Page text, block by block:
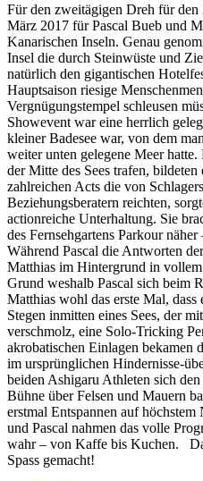
Für den zweitägigen Dreh für
März 2017 für Pascal Bueb und
Kanarischen Inseln. Genau
Insel die durch Steinwüste und
natürlich den gigantischen
Hauptsaison riesige
Vergnügungstempel schleusen
Showevent war eine herrlich
kleiner Badesee war, von dem
weiter unten gelegene Meer
der Mitte des Sees trafen,
zahlreichen Acts die von
Beziehungsberatern reichten,
actionreiche Unterhaltung. Sie
des Fernsehgartens Parkour
Während Pascal die Antworten
Matthias im Hintergrund in
Grund weshalb Pascal sich beim
Matthias wohl das erste Mal,
Stegen inmitten eines Sees, der
verschmolz, eine Solo-Tricking
akrobatischen Einlagen bekamen
im ursprünglichen Hindernisse-
beiden Ashigaru Athleten sich
Bühne über Felsen und Mauern
erstmal Entspannen auf
und Pascal nahmen das volle
wahr – von Kaffe bis Kuchen.
Spass gemacht!